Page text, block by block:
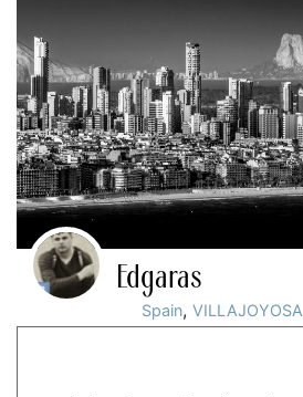
Edgaras
Spain,VILLAJOYOSA